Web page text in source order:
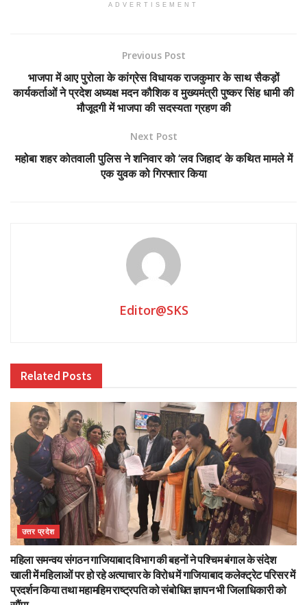
ADVERTISEMENT
Previous Post
भाजपा में आए पुरोला के कांग्रेस विधायक राजकुमार के साथ सैकड़ों
कार्यकर्ताओं ने प्रदेश अध्यक्ष मदन कौशिक व मुख्यमंत्री पुष्कर सिंह धामी की
मौजूदगी में भाजपा की सदस्यता ग्रहण की
Next Post
महोबा शहर कोतवाली पुलिस ने शनिवार को ‘लव जिहाद’ के कथित मामले में
एक युवक को गिरफ्तार किया
Editor@SKS
Related Posts
उत्तर प्रदेश
महिला समन्वय संगठन गाजियाबाद विभाग की बहनों ने पश्चिम बंगाल के संदेश
खाली में महिलाओं पर हो रहे अत्याचार के विरोध में गाजियाबाद कलेक्ट्रेट परिसर में
प्रदर्शन किया तथा महामहिम राष्ट्रपति को संबोधित ज्ञापन भी जिलाधिकारी को